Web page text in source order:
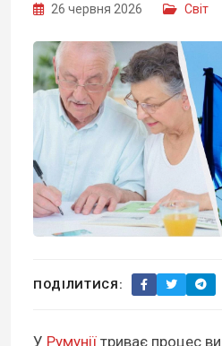
26 червня 2026 Світ
ПОДІЛИТИСЯ:
У Румунії триває процес